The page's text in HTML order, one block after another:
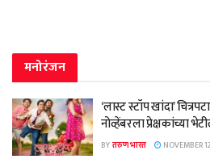
मनोरंजन
‘लास्ट स्टॉप खांदा’
नोव्हेंबरला प्रेक्षकांच्या
BYतरुण भारत NOVEMBER